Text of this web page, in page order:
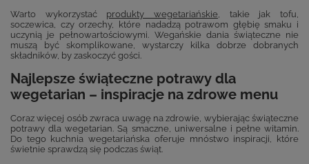
Warto wykorzystać produkty wegetariańskie, takie jak tofu,
soczewica, czy orzechy, które nadadzą potrawom głębię smaku i
uczynią je pełnowartościowymi. Wegańskie dania świąteczne nie
muszą być skomplikowane, wystarczy kilka dobrze dobranych
składników, by zaskoczyć gości.
Najlepsze świąteczne potrawy dla
wegetarian – inspiracje na zdrowe menu
Coraz więcej osób zwraca uwagę na zdrowie, wybierając świąteczne
potrawy dla wegetarian. Są smaczne, uniwersalne i pełne witamin.
Do tego kuchnia wegetariańska oferuje mnóstwo inspiracji, które
świetnie sprawdzą się podczas świąt.